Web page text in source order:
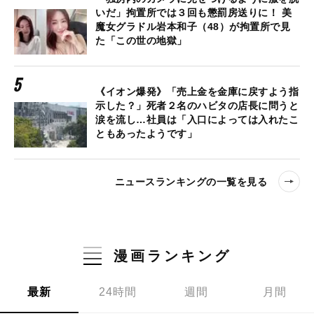
いだ」拘置所では３回も懲罰房送りに！ 美
魔女グラドル岩本和子（48）が拘置所で見
た「この世の地獄」
《イオン爆発》「売上金を金庫に戻すよう指
示した？」死者２名のハビタの店長に問うと
涙を流し…社員は「入口によっては入れたこ
ともあったようです」
ニュースランキングの一覧を見る
漫画ランキング
最新 24時間 週間 月間